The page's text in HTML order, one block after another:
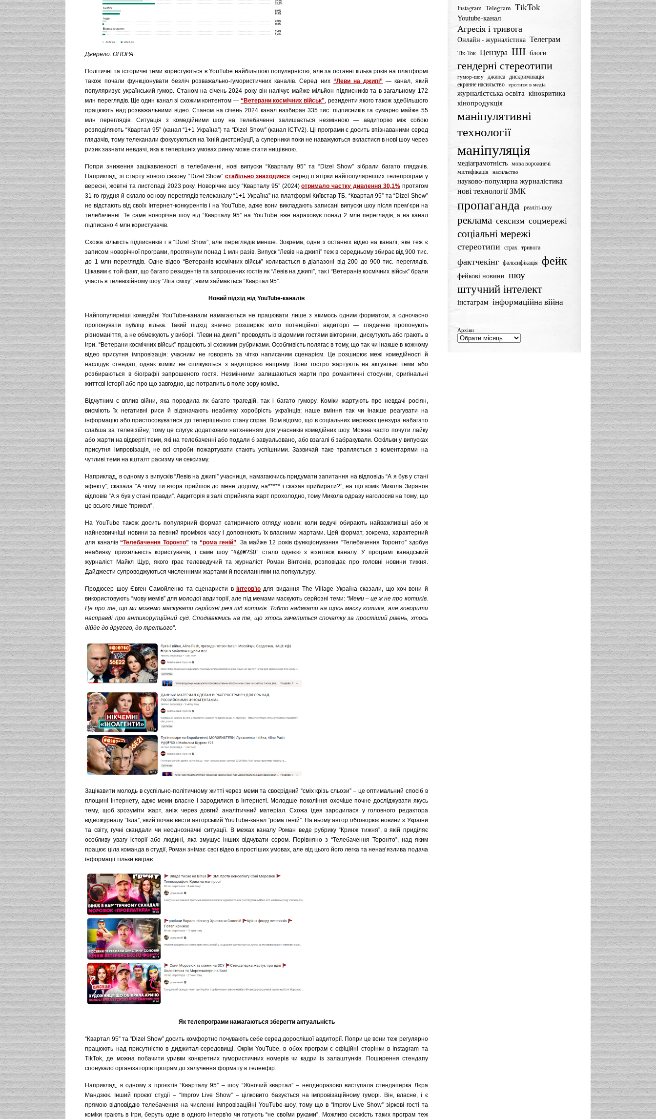
Джерело: ОПОРА
Політичні та історичні теми користуються в YouTube найбільшою популярністю, але за останні кілька років на платформі
також почали функціонувати безліч розважально-гумористичних каналів. Серед них “Леви на джипі” — канал, який
популяризує український гумор. Станом на січень 2024 року він налічує майже мільйон підписників та в загальному 172
млн переглядів. Ще один канал зі схожим контентом — “Ветерани космічних військ”, резиденти якого також здебільшого
працюють над розважальними відео. Станом на січень 2024 канал назбирав 335 тис. підписників та сумарно майже 55
млн переглядів. Ситуація з комедійними шоу на телебаченні залишається незмінною — авдиторію між собою
розподіляють “Квартал 95” (канал “1+1 Україна”) та “Dizel Show” (канал ICTV2). Ці програми є досить впізнаваними серед
глядачів, тому телеканали фокусуються на їхній дистрибуції, а суперники поки не наважуються вкластися в нові шоу через
ризик зазнати невдачі, яка в теперішніх умовах ринку може стати нищівною.
Попри зниження зацікавленості в телебаченні, нові випуски “Кварталу 95” та “Dizel Show” зібрали багато глядачів.
Наприклад, зі старту нового сезону “Dizel Show”стабільно знаходився серед п’ятірки найпопулярніших телепрограм у
вересні, жовтні та листопаді 2023 року. Новорічне шоу “Кварталу 95” (2024)отримало частку дивлення 30,1%протягом
31-го грудня й склало основу переглядів телеканалу “1+1 Україна” на платформі Київстар ТБ. “Квартал 95” та “Dizel Show”
не відстають від своїх Інтернет-конкурентів і на YouTube, адже вони викладають записані випуски шоу після прем’єри на
телебаченні. Те саме новорічне шоу від “Кварталу 95” на YouTube вже нараховує понад 2 млн переглядів, а на канал
підписано 4 млн користувачів.
Схожа кількість підписників і в “Dizel Show”, але переглядів менше. Зокрема, одне з останніх відео на каналі, яке теж є
записом новорічної програми, проглянули понад 1 млн разів. Випуск “Левів на джипі” теж в середньому збирає від 900 тис.
до 1 млн переглядів. Одне відео “Ветеранів космічних військ” коливається в діапазоні від 200 до 900 тис. переглядів.
Цікавим є той факт, що багато резидентів та запрошених гостів як “Левів на джипі”, так і “Ветеранів космічних військ” брали
участь в телевізійному шоу “Ліга сміху”, яким займається “Квартал 95”.
Новий підхід від YouTube-каналів
Найпопулярніші комедійні YouTube-канали намагаються не працювати лише з якимось одним форматом, а одночасно
пропонувати публіці кілька. Такий підхід значно розширює коло потенційної авдиторії — глядачеві пропонують
різноманіття, а не обмежують у виборі. “Леви на джипі” проводять із відомими гостями вікторини, дискутують або грають в
ігри. “Ветерани космічних військ” працюють зі схожими рубриками. Особливість полягає в тому, що так чи інакше в кожному
відео присутня імпровізація: учасники не говорять за чітко написаним сценарієм. Це розширює межі комедійності й
наслідує стендап, однак коміки не спілкуються з авдиторією напряму. Вони гостро жартують на актуальні теми або
розбираються в біографії запрошеного гостя. Незмінними залишаються жарти про романтичні стосунки, оригінальні
життєві історії або про що завгодно, що потрапить в поле зору коміка.
Відчутним є вплив війни, яка породила як багато трагедій, так і багато гумору. Коміки жартують про невдачі росіян,
висміють їх негативні риси й відзначають неабияку хоробрість українців; наше вміння так чи інакше реагувати на
інформацію або пристосовуватися до теперішнього стану справ. Всім відомо, що в соціальних мережах цензура набагато
слабша за телевізійну, тому це слугує додатковим натхненням для учасників комедійних шоу. Можна часто почути лайку
або жарти на відверті теми, які на телебаченні або подали б завуальовано, або взагалі б забракували. Оскільки у випусках
присутня імпровізація, не всі спроби пожартувати стають успішними. Зазвичай таке трапляється з коментарями на
чутливі теми на кшталт расизму чи сексизму.
Наприклад, в одному з випусків “Левів на джипі” учасниця, намагаючись придумати запитання на відповідь “А я був у стані
афекту”, сказала “А чому ти вчора прийшов до мене додому, на***** і сказав прибирати?”, на що комік Микола Зирянов
відповів “А я був у стані правди”. Авдиторія в залі сприйняла жарт прохолодно, тому Микола одразу наголосив на тому, що
це всього лише “прикол”.
На YouTube також досить популярний формат сатиричного огляду новин: коли ведучі обирають найважливіші або ж
найнезвичніші новини за певний проміжок часу і доповнюють їх власними жартами. Цей формат, зокрема, характерний
для каналів“Телебачення Торонто”та “рома геній”. За майже 12 років функціонування “Телебачення Торонто” здобув
неабияку прихильність користувачів, і саме шоу “#@₴?$0” стало однією з візитівок каналу. У програмі канадський
журналіст Майкл Щур, якого грає телеведучий та журналіст Роман Вінтонів, розповідає про головні новини тижня.
Дайджести супроводжуються численними жартами й посиланнями на попкультуру.
Продюсер шоу Євген Самойленко та сценаристи в інтерв’юдля видання The Village Україна сказали, що хоч вони й
використовують “мову мемів” для молодої авдиторії, але під мемами маскують серйозні теми: “Меми – це ж не про котиків.
Це про те, що ми можемо маскувати серйозні речі під котиків. Тобто надягати на щось маску котика, але говорити
насправді про антикорупційний суд. Сподіваючись на те, що хтось зачепиться спочатку за простіший рівень, хтось
дійде до другого, до третього”.
Зацікавити молодь в суспільно-політичному житті через меми та своєрідний “сміх крізь сльози” – це оптимальний спосіб в
площині Інтернету, адже меми власне і зародилися в Інтернеті. Молодше покоління охочіше почне досліджувати якусь
тему, щоб зрозуміти жарт, аніж через довгий аналітичний матеріал. Схожа ідея зародилася у головного редактора
відеожурналу “Ікла”, який почав вести авторський YouTube-канал “рома геній”. На ньому автор обговорює новини з України
та світу, гучні скандали чи неоднозначні ситуації. В межах каналу Роман веде рубрику “Кринж тижня”, в якій приділяє
особливу увагу історії або людині, яка змушує інших відчувати сором. Порівняно з “Телебачення Торонто”, над яким
працює ціла команда в студії, Роман знімає свої відео в простіших умовах, але від цього його легка та ненав’язлива подача
інформації тільки виграє.
Як телепрограми намагаються зберегти актуальність
“Квартал 95” та “Dizel Show” досить комфортно почувають себе серед дорослішої авдиторії. Попри це вони теж регулярно
працюють над присутністю в диджитал-середовищі. Окрім YouTube, в обох програм є офіційні сторінки в Instagram та
TikTok, де можна побачити уривки конкретних гумористичних номерів чи кадри із залаштунків. Поширення стендапу
спонукало організаторів програм до залучення формату в телеефір.
Наприклад, в одному з проєктів “Кварталу 95” – шоу “Жіночий квартал” – неодноразово виступала стендаперка Лєра
Мандзюк. Інший проєкт студії – “Improv Live Show” – цілковито базується на імпровізаційному гуморі. Він, власне, і є
прямою відповіддю телебачення на численні імпровізаційні YouTube-шоу, тому що в “Improv Live Show” зіркові гості та
коміки грають в ігри, беруть одне в одного інтерв’ю чи готують “не своїми руками”. Можливо схожість таких програм теж
Instagram Telegram TikTok
Youtube-канал
Агресія і тривога
Онлайн - журналістика Телеграм
Тік-Ток Цензура ШІ блоги
гендерні стереотипи
гумор-шоу джинса
дискримінація
екранне насильство
еротизм в медіа
журналістська освіта кінокритика
кінопродукція
маніпулятивні
технології
маніпуляція
медіаграмотність мова ворожнечі
містифікація насильство
науково-популярна журналістика
нові технології ЗМК
пропаганда реаліті-шоу
реклама сексизм соцмережі
соціальні мережі
стереотипи страх тривога
фактчекінг фальсифікація фейк
фейкові новини шоу
штучний інтелект
інстаграм інформаційна війна
Архіви